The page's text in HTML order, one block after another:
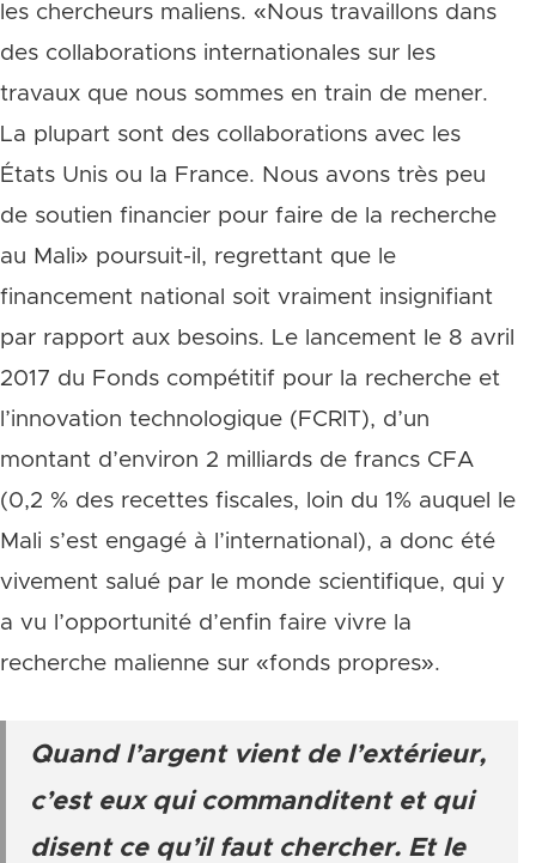
les chercheurs maliens. «Nous travaillons dans
des collaborations internationales sur les
travaux que nous sommes en train de mener.
La plupart sont des collaborations avec les
États Unis ou la France. Nous avons très peu
de soutien financier pour faire de la recherche
au Mali» poursuit-il, regrettant que le
financement national soit vraiment insignifiant
par rapport aux besoins. Le lancement le 8 avril
2017 du Fonds compétitif pour la recherche et
l’innovation technologique (FCRIT), d’un
montant d’environ 2 milliards de francs CFA
(0,2 % des recettes fiscales, loin du 1% auquel le
Mali s’est engagé à l’international), a donc été
vivement salué par le monde scientifique, qui y
a vu l’opportunité d’enfin faire vivre la
recherche malienne sur «fonds propres».
Quand l’argent vient de l’extérieur,
c’est eux qui commanditent et qui
disent ce qu’il faut chercher. Et le